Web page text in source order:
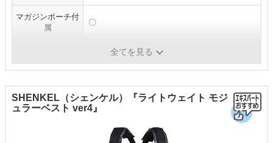
マガジンポーチ付
属
〇
フリーサイズ
全てを見る
SHENKEL（シェンケル）『ライトウェイト モジ
ュラーベスト ver4』